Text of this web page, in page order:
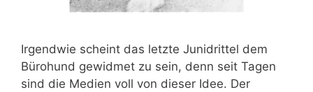
Irgendwie scheint das letzte Junidrittel dem
Bürohund gewidmet zu sein, denn seit Tagen
sind die Medien voll von dieser Idee. Der